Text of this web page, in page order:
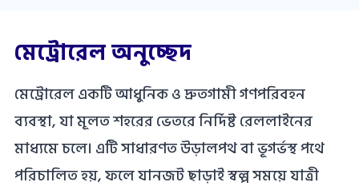
মেট্রোরেল অনুচ্ছেদ
মেট্রোরেল একটি আধুনিক ও দ্রুতগামী গণপরিবহন
ব্যবস্থা, যা মূলত শহরের ভেতরে নির্দিষ্ট রেললাইনের
মাধ্যমে চলে। এটি সাধারণত উড়ালপথ বা ভূগর্ভস্থ পথে
পরিচালিত হয়, ফলে যানজট ছাড়াই স্বল্প সময়ে যাত্রী